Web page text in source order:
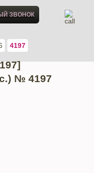
4197
№ 4197
ЗВОНОК